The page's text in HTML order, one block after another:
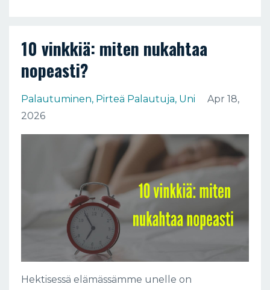
10 vinkkiä: miten nukahtaa
nopeasti?
Palautuminen Pirteä Palautuja Uni
Apr 18,
2026
Hektisessä elämässämme unelle on